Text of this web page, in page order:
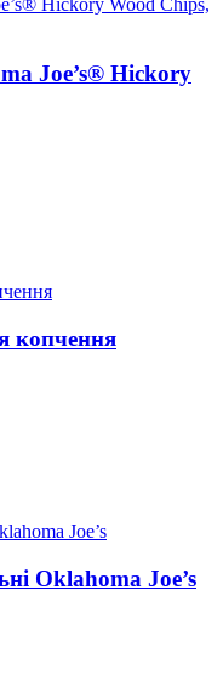
Joe’s® Hickory
копчення
Oklahoma Joe’s